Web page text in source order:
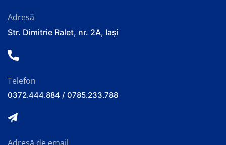
Adresă
Str. Dimitrie Ralet, nr. 2A, Iași
Telefon
0372.444.884 / 0785.233.788